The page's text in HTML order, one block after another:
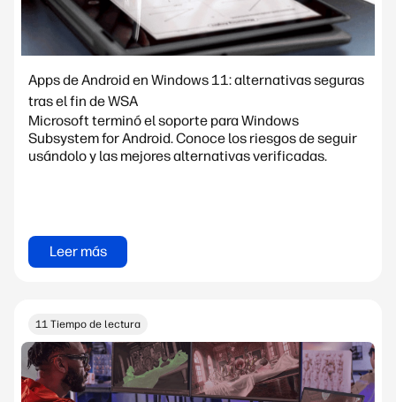
Apps de Android en Windows 11: alternativas seguras
tras el fin de WSA
Microsoft terminó el soporte para Windows
Subsystem for Android. Conoce los riesgos de seguir
usándolo y las mejores alternativas verificadas.
Leer más
11 Tiempo de lectura